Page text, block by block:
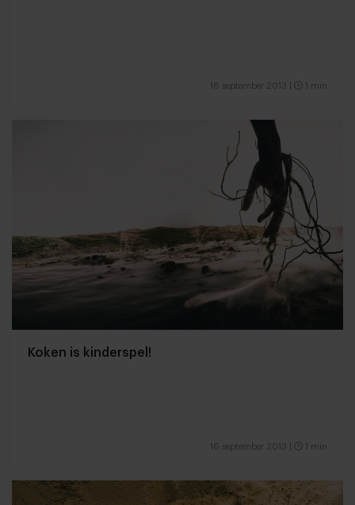
16 september 2013 1 min
Koken is kinderspel!
16 september 2013 1 min